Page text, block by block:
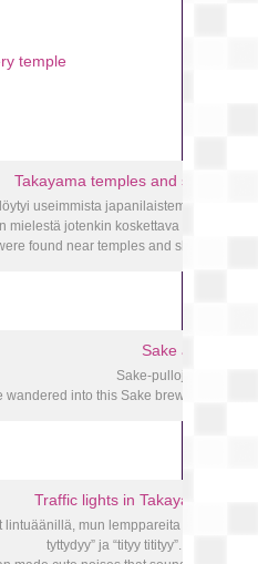
useimmista japanilaistemppeleistä
mielestä jotenkin koskettava lausahdus.
found near temples and shrines in all
Sake-pulloja
wandered into this Sake brewery for
mun lemppareita olivat
tyttydyy” ja “tityy titityy”.